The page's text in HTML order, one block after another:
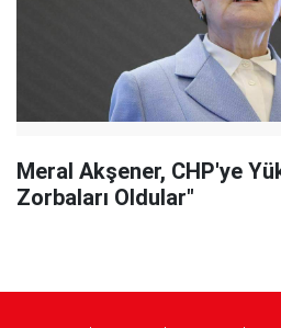
Meral Akşener, CHP'ye
Zorbaları Oldular"